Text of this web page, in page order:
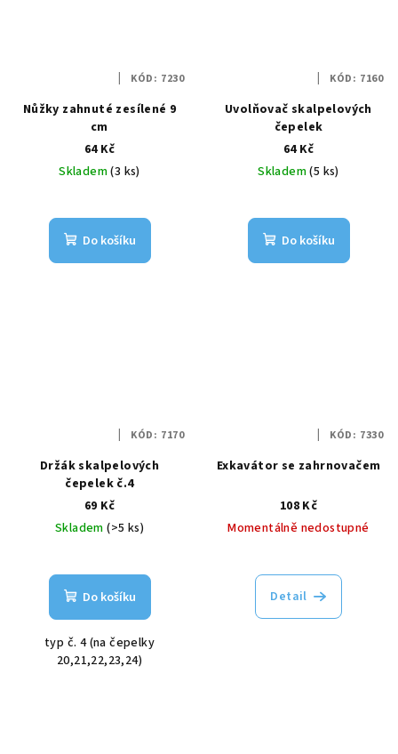
Nůžky zahnuté zesílené 9
cm
64 Kč
Skladem(3 ks)
Do košíku
KÓD: 7230
Uvolňovač skalpelových
čepelek
64 Kč
Skladem(5 ks)
Do košíku
KÓD: 7160
Držák skalpelových
čepelek č.4
69 Kč
Skladem(>5 ks)
Do košíku
typ č. 4 (na čepelky
20,21,22,23,24)
KÓD: 7170
Exkavátor se zahrnovačem
108 Kč
Momentálně nedostupné
Detail
KÓD: 7330